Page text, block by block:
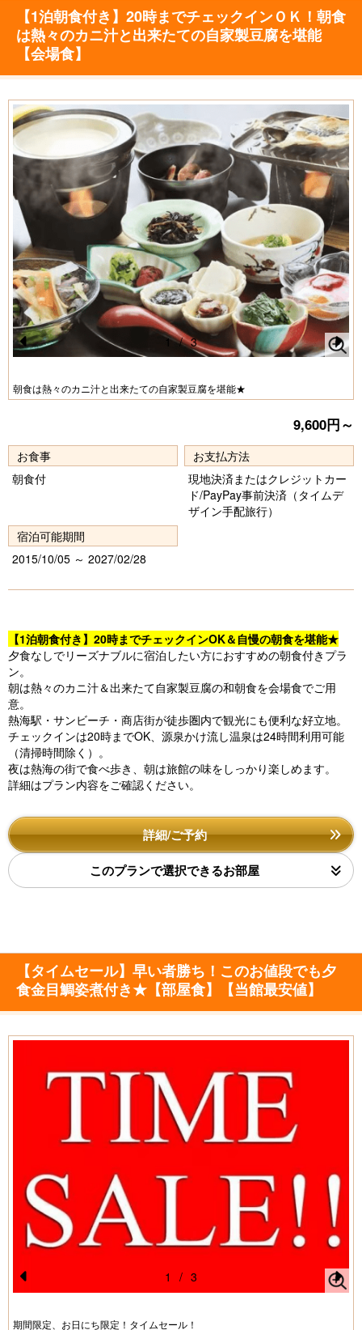
【1泊朝食付き】20時までチェックインＯＫ！朝食
は熱々のカニ汁と出来たての自家製豆腐を堪能
【会場食】
Pr
e
u
s
朝食は熱々のカニ汁と出来たての自家製豆腐を堪能★
N
1 / 3
9,600円～
お食事
朝食付
お支払方法
現地決済またはクレジットカー
ド/PayPay事前決済（タイムデ
ザイン手配旅行）
宿泊可能期間
2015/10/05 ～ 2027/02/28
【1泊朝食付き】20時までチェックインOK＆自慢の朝食を堪能★
夕食なしでリーズナブルに宿泊したい方におすすめの朝食付きプラ
ン。
朝は熱々のカニ汁＆出来たて自家製豆腐の和朝食を会場食でご用
意。
熱海駅・サンビーチ・商店街が徒歩圏内で観光にも便利な好立地。
チェックインは20時までOK、源泉かけ流し温泉は24時間利用可能
（清掃時間除く）。
夜は熱海の街で食べ歩き、朝は旅館の味をしっかり楽しめます。
詳細はプラン内容をご確認ください。
詳細/ご予約
このプランで選択できるお部屋
【タイムセール】早い者勝ち！このお値段でも夕
食金目鯛姿煮付き★【部屋食】【当館最安値】
Pr
e
期間限定、お日にち限定！タイムセール！
N
1 / 3